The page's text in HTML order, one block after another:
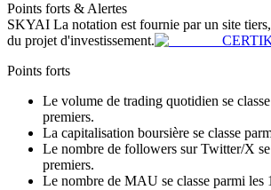
Information
commerciales, etc.
Points forts & Alertes
SKYAI La notation est fournie par un site
du projet d'investissement.
Points forts
Le volume de trading quotidien se
premiers.
La capitalisation boursière se classe
Le nombre de followers sur Twitter/X
premiers.
Le nombre de MAU se classe parmi les